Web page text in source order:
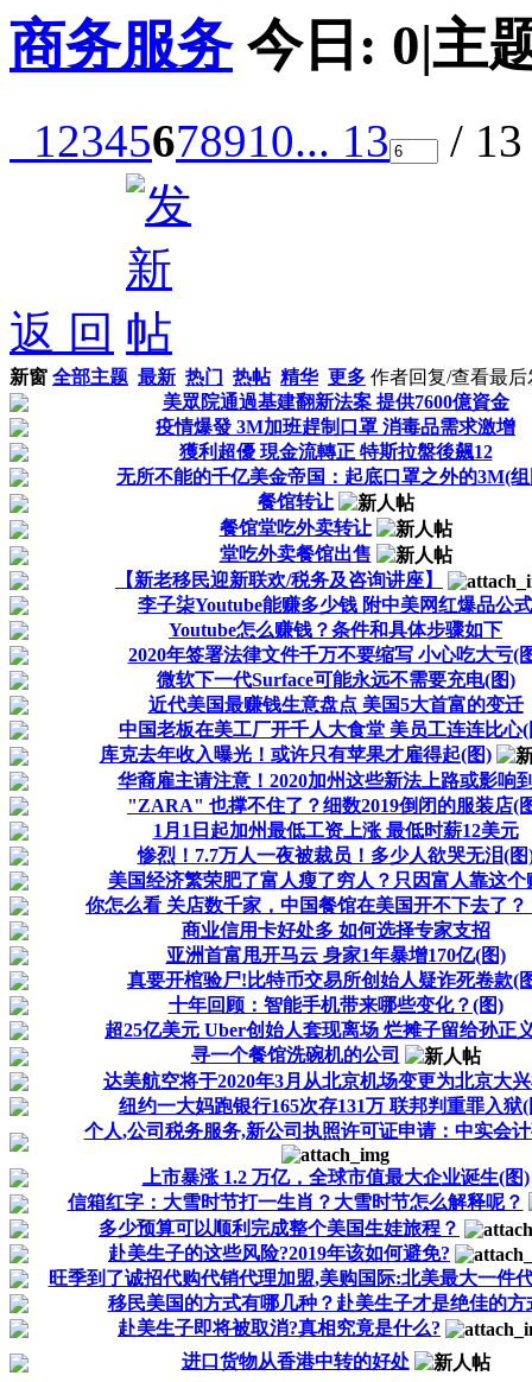
商务服务 今日: 0|主
12345678910... 13 /
返 回
新窗 全部主题 最新 热门 热帖 精华 更多 作者回复/查看最后
美眾院通過基建翻新法案 提供7600億資金
疫情爆發 3M加班趕制口罩 消毒品需求激增
獲利超優 現金流轉正 特斯拉盤後飆12
无所不能的千亿美金帝国：起底口罩之外的3M(
餐馆转让
餐馆堂吃外卖转让
堂吃外卖餐馆出售
【新老移民迎新联欢/税务及咨询讲座】
李子柒Youtube能赚多少钱 附中美网红爆品公式
Youtube怎么赚钱？条件和具体步骤如下
2020年签署法律文件千万不要缩写 小心吃大亏(
微软下一代Surface可能永远不需要充电(图)
近代美国最赚钱生意盘点 美国5大首富的变迁
中国老板在美工厂开千人大食堂 美员工连连比心(
库克去年收入曝光！或许只有苹果才雇得起(图)
华裔雇主请注意！2020加州这些新法上路或影响
"ZARA" 也撑不住了？细数2019倒闭的服装店(
1月1日起加州最低工资上涨 最低时薪12美元
惨烈！7.7万人一夜被裁员！多少人欲哭无泪(图
美国经济繁荣肥了富人瘦了穷人？只因富人靠这个
你怎么看 关店数千家，中国餐馆在美国开不下去了？
商业信用卡好处多 如何选择专家支招
亚洲首富甩开马云 身家1年暴增170亿(图)
真要开棺验尸!比特币交易所创始人疑诈死卷款(
十年回顾：智能手机带来哪些变化？(图)
超25亿美元 Uber创始人套现离场 烂摊子留给孙正
寻一个餐馆洗碗机的公司
达美航空将于2020年3月从北京机场变更为北京大
纽约一大妈跑银行165次存131万 联邦判重罪入狱(
个人,公司税务服务,新公司执照许可证申请：中实会
上市暴涨 1.2 万亿，全球市值最大企业诞生(图)
信箱红字：大雪时节打一生肖？大雪时节怎么解释呢？
多少预算可以顺利完成整个美国生娃旅程？
赴美生子的这些风险?2019年该如何避免?
旺季到了诚招代购代销代理加盟,美购国际:北美最大一件
移民美国的方式有哪几种？赴美生子才是绝佳的方
赴美生子即将被取消?真相究竟是什么?
进口货物从香港中转的好处